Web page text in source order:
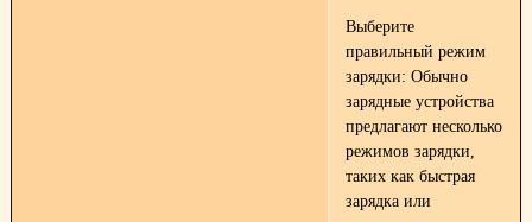
Выберите
правильный режим
зарядки: Обычно
зарядные устройства
предлагают несколько
режимов зарядки,
таких как быстрая
зарядка или